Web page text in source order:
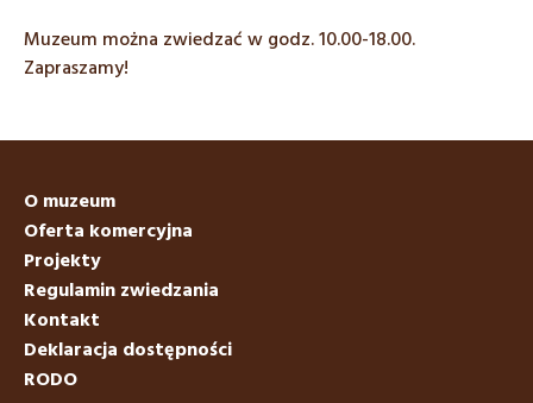
Muzeum można zwiedzać w godz. 10.00-18.00.
Zapraszamy!
O muzeum
Oferta komercyjna
Projekty
Regulamin zwiedzania
Kontakt
Deklaracja dostępności
RODO